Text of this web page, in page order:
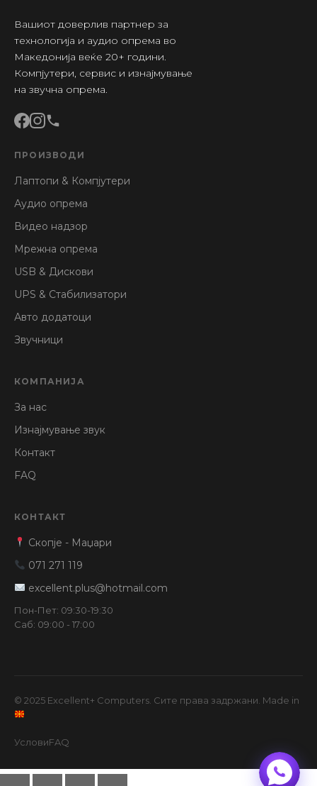
Вашиот доверлив партнер за
технологија и аудио опрема во
Македонија веќе 20+ години.
Компјутери, сервис и изнајмување
на звучна опрема.
ПРОИЗВОДИ
Лаптопи & Компјутери
Аудио опрема
Видео надзор
Мрежна опрема
USB & Дискови
UPS & Стабилизатори
Авто додатоци
Звучници
КОМПАНИЈА
За нас
Изнајмување звук
Контакт
FAQ
КОНТАКТ
Скопје - Маџари
071 271 119
excellent.plus@hotmail.com
Пон-Пет: 09:30-19:30
Саб: 09:00 - 17:00
© 2025 Excellent+ Computers. Сите права задржани. Made in
УсловиFAQ